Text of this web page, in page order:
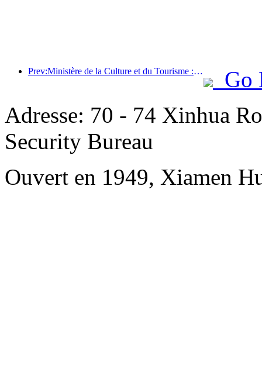
Prev:Ministère de la Culture et du Tourisme : Mettre l’accent à la fois sur l’offre et la demande pour orienter les activités de consommation culturelle et touristique ainsi que les voyages.
Go
Adresse: 70 - 74 Xinhua
Security Bureau
Ouvert en 1949, Xiamen